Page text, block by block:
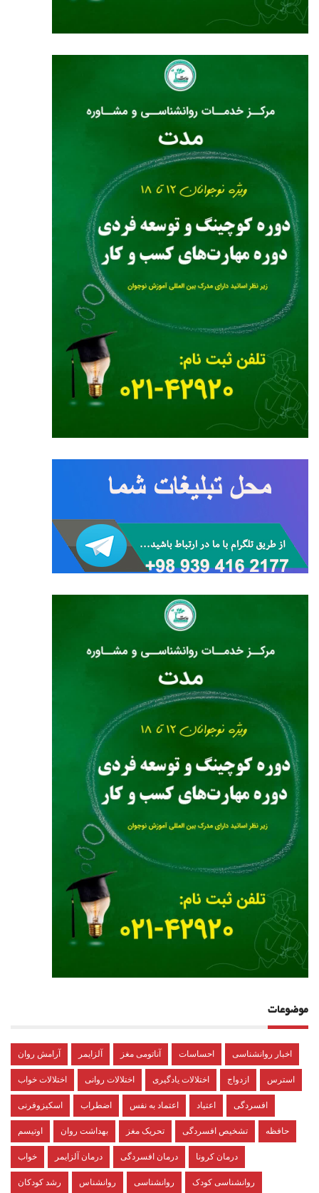
موضوعات
آرامش روان آلزایمر آناتومی مغز احساسات اخبار روانشناسی
اختلالات خواب اختلالات روانی اختلالات یادگیری ازدواج استرس
اسکیزوفرنی اضطراب اعتماد به نفس اعتیاد افسردگی
اوتیسم بهداشت روان تحریک مغز تشخیص افسردگی حافظه
خواب درمان آلزایمر درمان افسردگی درمان کرونا
رشد کودکان روانشناس روانشناسی روانشناسی کودک